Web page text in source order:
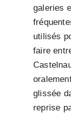
galeries
utilisés
faire
glissée
reprise